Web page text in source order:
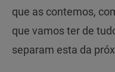
que as contemos,
que vamos ter de
separam esta da